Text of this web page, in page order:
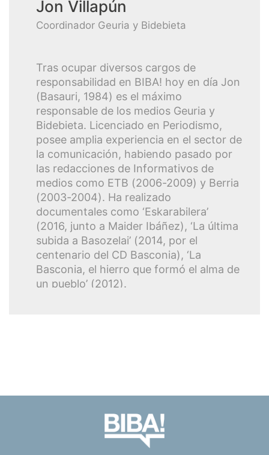
Jon Villapún
Coordinador Geuria y Bidebieta
Tras ocupar diversos cargos de
responsabilidad en BIBA! hoy en día Jon
(Basauri, 1984) es el máximo
responsable de los medios Geuria y
Bidebieta. Licenciado en Periodismo,
posee amplia experiencia en el sector de
la comunicación, habiendo pasado por
las redacciones de Informativos de
medios como ETB (2006-2009) y Berria
(2003-2004). Ha realizado
documentales como ‘Eskarabilera’
(2016, junto a Maider Ibáñez), ‘La última
subida a Basozelai’ (2014, por el
centenario del CD Basconia), ‘La
Basconia, el hierro que formó el alma de
un pueblo’ (2012).